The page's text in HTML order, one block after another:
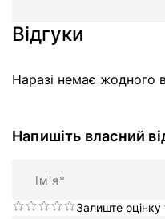
Відгуки
Наразі немає жодного
Напишіть власний
Залиште оцінку